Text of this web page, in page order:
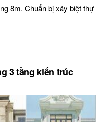
8m. Chuẩn bị xây biệt thự
3 tầng kiến trúc